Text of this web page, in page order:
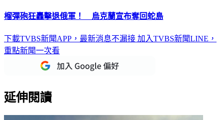
榴彈砲狂轟擊退俄軍！ 烏克蘭宣布奪回蛇島
下載TVBS新聞APP，最新消息不漏接 加入TVBS新聞LINE，
重點新聞一次看
延伸閱讀